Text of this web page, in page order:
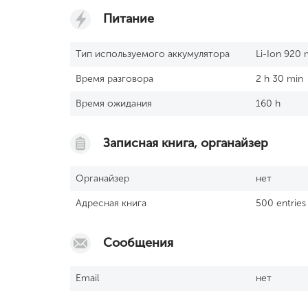
Питание
Тип используемого аккумулятора Li-Ion 920
Время разговора 2 h 30 min
Время ожидания 160 h
Записная книга, органайзер
Органайзер нет
Адресная книга 500 entries
Сообщения
Email нет